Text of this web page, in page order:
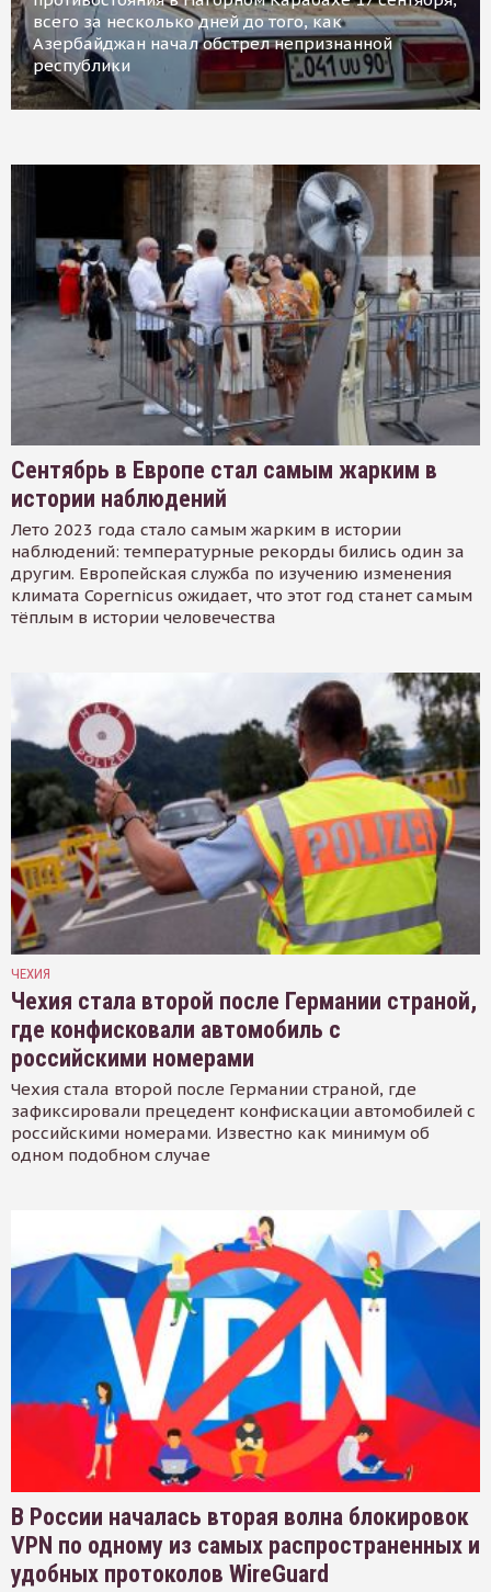
всего за несколько дней до того, как
Азербайджан начал обстрел непризнанной
республики
Сентябрь в Европе стал самым жарким в
истории наблюдений
Лето 2023 года стало самым жарким в истории
наблюдений: температурные рекорды бились один за
другим. Европейская служба по изучению изменения
климата Copernicus ожидает, что этот год станет самым
тёплым в истории человечества
ЧЕХИЯ
Чехия стала второй после Германии страной,
где конфисковали автомобиль с
российскими номерами
Чехия стала второй после Германии страной, где
зафиксировали прецедент конфискации автомобилей с
российскими номерами. Известно как минимум об
одном подобном случае
В России началась вторая волна блокировок
VPN по одному из самых распространенных и
удобных протоколов WireGuard